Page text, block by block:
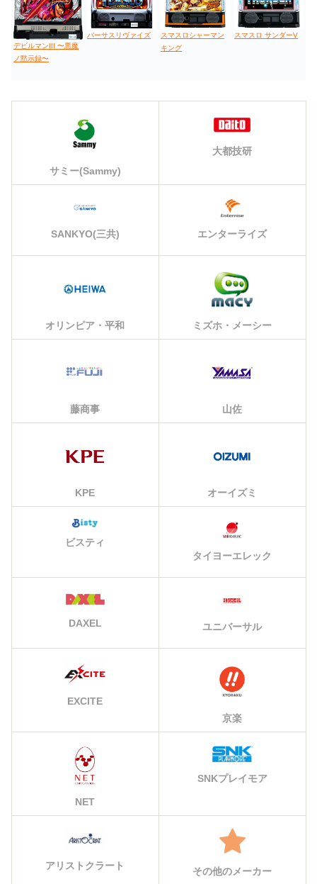
デビルマンIII 〜悪魔
ノ黙示録〜
バーサスリヴァイズ
スマスロシャーマン
キング
スマスロ サンダーV
サミー(Sammy)
大都技研
SANKYO(三共) エンターライズ
オリンピア・平和 ミズホ・メーシー
藤商事 山佐
KPE オーイズミ
ビスティ
タイヨーエレック
DAXEL ユニバーサル
EXCITE
京楽
NET
SNKプレイモア
アリストクラート その他のメーカー